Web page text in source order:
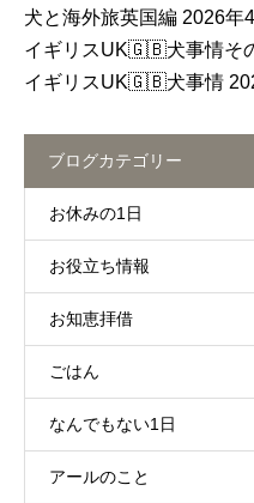
犬と海外旅英国編 2026年
イギリスUK🇬🇧犬事情そ
イギリスUK🇬🇧犬事情
ブログカテゴリー
お休みの1日
お役立ち情報
お知恵拝借
ごはん
なんでもない1日
アールのこと